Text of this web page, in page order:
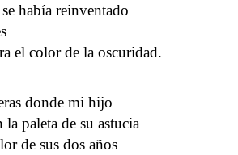
había reinventado
el color de la oscuridad.
donde mi hijo
paleta de su astucia
de sus dos años